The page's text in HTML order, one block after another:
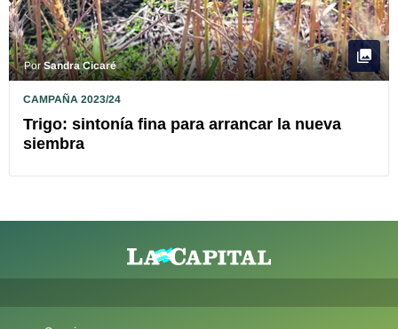
PorSandra Cicaré
CAMPAÑA 2023/24
Trigo: sintonía fina para arrancar la nueva
siembra